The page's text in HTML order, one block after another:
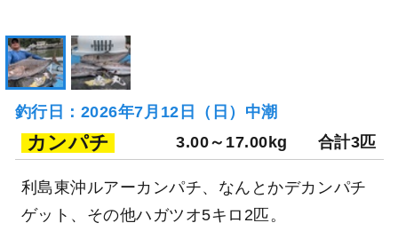
釣行日：2026年7月12日（日）中潮
カンパチ 3.00～17.00kg 合計3匹
利島東沖ルアーカンパチ、なんとかデカンパチ
ゲット、その他ハガツオ5キロ2匹。